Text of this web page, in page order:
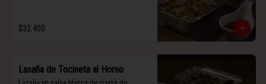
$32.400
Lasaña de Tocineta al Horno